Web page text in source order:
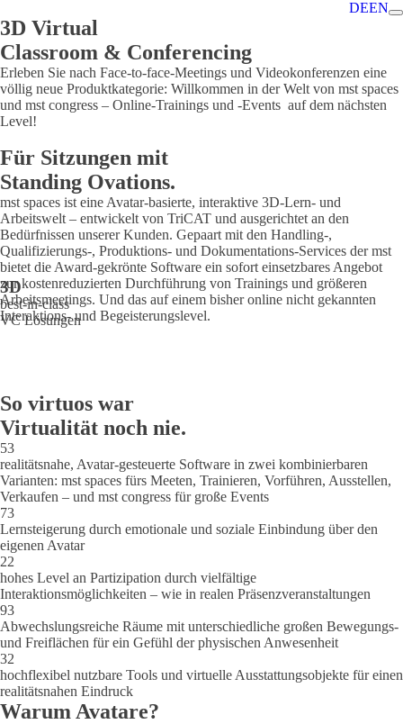
DEEN
3D Virtual
Classroom & Conferencing
Erleben Sie nach Face-to-face-Meetings und Videokonferenzen eine
völlig neue Produktkategorie: Willkommen in der Welt von mst spaces
und mst congress – Online-Trainings und -Events auf dem nächsten
Level!
Für Sitzungen mit
Standing Ovations.
mst spaces ist eine Avatar-basierte, interaktive 3D-Lern- und
Arbeitswelt – entwickelt von TriCAT und ausgerichtet an den
Bedürfnissen unserer Kunden. Gepaart mit den Handling-,
Qualifizierungs-, Produktions- und Dokumentations-Services der mst
bietet die Award-gekrönte Software ein sofort einsetzbares Angebot
zur kostenreduzierten Durchführung von Trainings und größeren
Arbeitsmeetings. Und das auf einem bisher online nicht gekannten
Interaktions- und Begeisterungslevel.
3D
best-in-class
VC Lösungen
So virtuos war
Virtualität noch nie.
53
realitätsnahe, Avatar-gesteuerte Software in zwei kombinierbaren
Varianten: mst spaces fürs Meeten, Trainieren, Vorführen, Ausstellen,
Verkaufen – und mst congress für große Events
73
Lernsteigerung durch emotionale und soziale Einbindung über den
eigenen Avatar
22
hohes Level an Partizipation durch vielfältige
Interaktionsmöglichkeiten – wie in realen Präsenzveranstaltungen
93
Abwechslungsreiche Räume mit unterschiedliche großen Bewegungs-
und Freiflächen für ein Gefühl der physischen Anwesenheit
32
hochflexibel nutzbare Tools und virtuelle Ausstattungsobjekte für einen
realitätsnahen Eindruck
Warum Avatare?